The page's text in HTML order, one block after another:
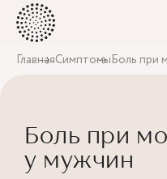
ГлавнаяСимптомыБоль при
Боль при
у мужчин